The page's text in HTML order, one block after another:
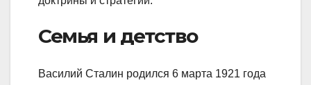
Семья и детство
Василий Сталин родился 6 марта 1921 года